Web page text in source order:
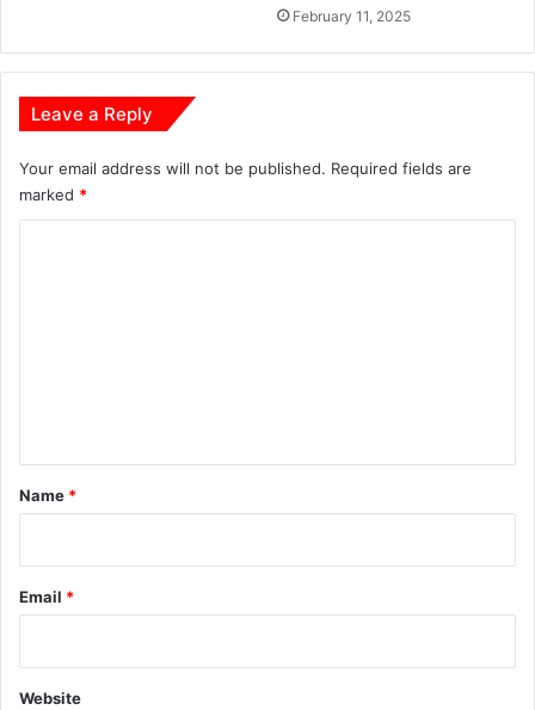
क्रि
ए
र
र
ही
नो
February 11, 2025
Leave a Reply
Your email address will not be published. Required fields are
marked *
*
Name *
Email *
Website